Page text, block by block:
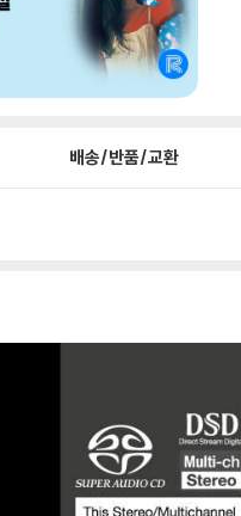
배송/반품/교환